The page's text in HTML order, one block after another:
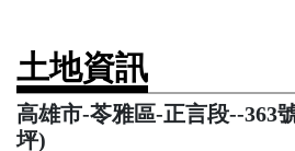
土地資訊
高雄市-苓雅區-正言段--363
坪)